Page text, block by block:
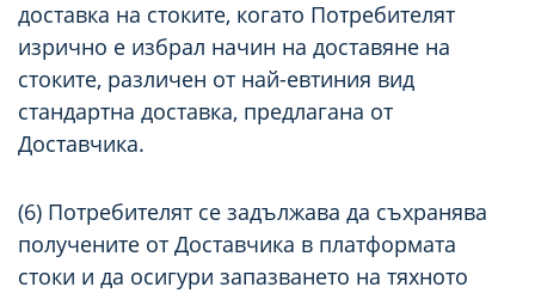
доставка на стоките, когато Потребителят
изрично е избрал начин на доставяне на
стоките, различен от най-евтиния вид
стандартна доставка, предлагана от
Доставчика.
(6) Потребителят се задължава да съхранява
получените от Доставчика в платформата
стоки и да осигури запазването на тяхното